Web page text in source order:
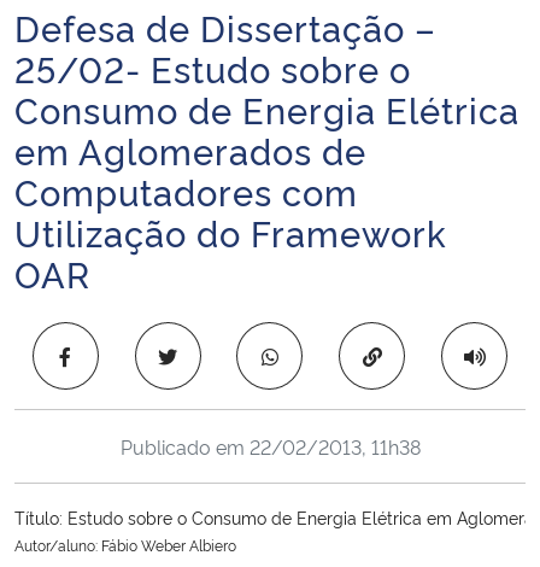
Ministério da Agricultura, Pecuária e Abastecimento
Ministério da Educação
Ministério da Cidadania
Ministério da Saúde
Ministério da Ciência, Tecnologia, Inovações e Comunicações
Ministério do Desenvolvimento Regional
Início do conteúdo
Defesa de Dissertação –
25/02- Estudo sobre o
Consumo de Energia Elétrica
em Aglomerados de
Computadores com
Utilização do Framework
OAR
Copiar para área
Publicado em 22/02/2013, 11h38
Autor/aluno: Fábio Weber Albiero